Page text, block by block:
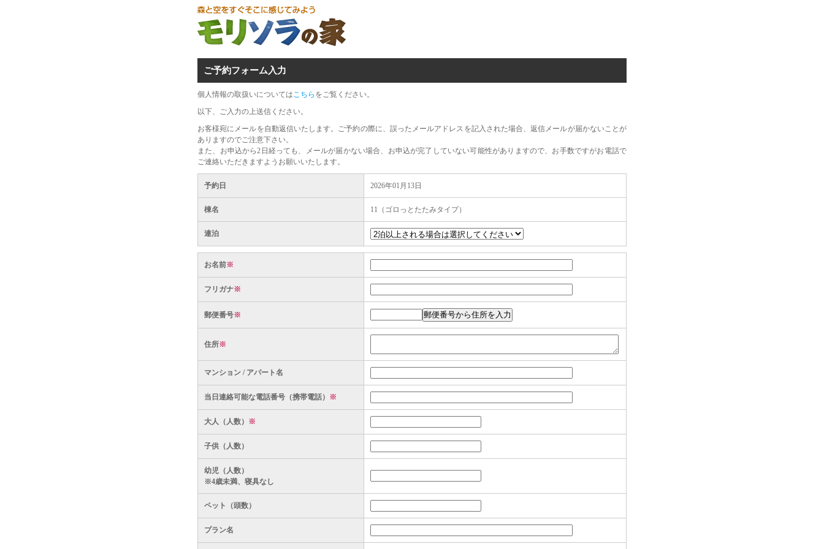
ご予約フォーム入力
個人情報の取扱いについてはこちら をご覧ください。
以下、ご入力の上送信ください。
お客様宛にメールを自動返信いたします。ご予約の際に、誤ったメールアドレスを記入された場合、返信メールが届かないことが
ありますのでご注意下さい。
また、お申込から2日経っても、メールが届かない場合、お申込が完了していない可能性がありますので、お手数ですがお電話で
ご連絡いただきますようお願いいたします。
予約日 2026年01月13日
棟名 11（ゴロっとたたみタイプ）
連泊
お名前※
フリガナ※
郵便番号※
住所※
マンション / アパート名
当日連絡可能な電話番号（携帯電話） ※
大人（人数） ※
子供（人数）
幼児（人数）
※4歳未満、寝具なし
ペット（頭数）
プラン名